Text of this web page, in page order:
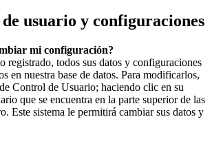
usuario y configuraciones
mi configuración?
registrado, todos sus datos y configuraciones
en nuestra base de datos. Para modificarlos,
Control de Usuario; haciendo clic en su
que se encuentra en la parte superior de las
Este sistema le permitirá cambiar sus datos y